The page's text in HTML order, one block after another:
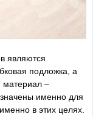
являются
подложка, а
материал –
именно для
в этих целях.